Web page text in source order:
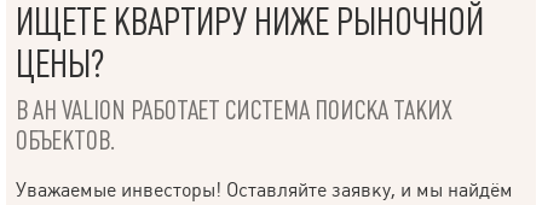
ИЩЕТЕ КВАРТИРУ НИЖЕ РЫНОЧНОЙ
ЦЕНЫ?
В АН VALION РАБОТАЕТ СИСТЕМА ПОИСКА ТАКИХ
ОБЪЕКТОВ.
Уважаемые инвесторы! Оставляйте заявку, и мы найдём